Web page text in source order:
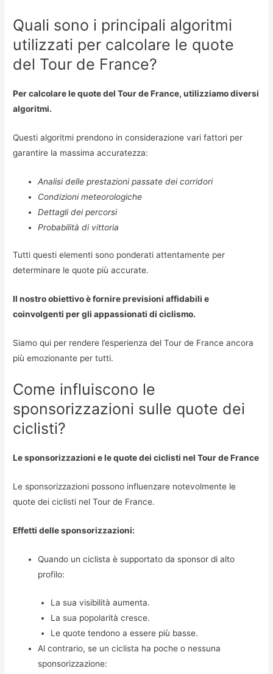
Quali sono i principali algoritmi
utilizzati per calcolare le quote
del Tour de France?
Per calcolare le quote del Tour de France, utilizziamo diversi
algoritmi.
Questi algoritmi prendono in considerazione vari fattori per
garantire la massima accuratezza:
Analisi delle prestazioni passate dei corridori
Condizioni meteorologiche
Dettagli dei percorsi
Probabilità di vittoria
Tutti questi elementi sono ponderati attentamente per
determinare le quote più accurate.
Il nostro obiettivo è fornire previsioni affidabili e
coinvolgenti per gli appassionati di ciclismo.
Siamo qui per rendere l’esperienza del Tour de France ancora
più emozionante per tutti.
Come influiscono le
sponsorizzazioni sulle quote dei
ciclisti?
Le sponsorizzazioni e le quote dei ciclisti nel Tour de France
Le sponsorizzazioni possono influenzare notevolmente le
quote dei ciclisti nel Tour de France.
Effetti delle sponsorizzazioni:
Quando un ciclista è supportato da sponsor di alto
profilo:
La sua visibilità aumenta.
La sua popolarità cresce.
Le quote tendono a essere più basse.
Al contrario, se un ciclista ha poche o nessuna
sponsorizzazione: